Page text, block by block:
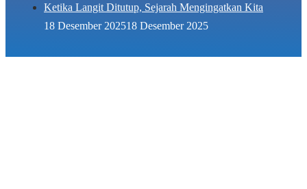
Ketika Langit Ditutup, Sejarah Mengingatkan Kita
18 Desember 202518 Desember 2025